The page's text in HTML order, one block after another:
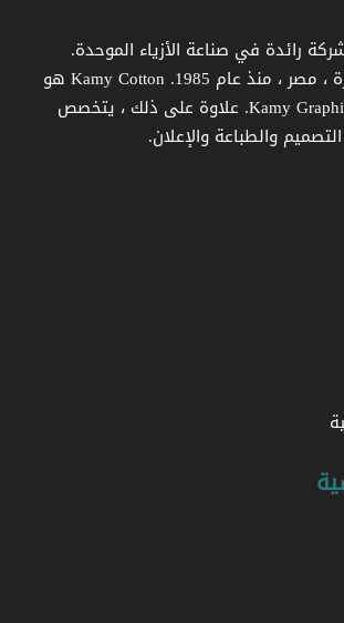
رائدة في صناعة الأزياء الموحدة.
تأسست في القاهرة ، مصر ، منذ عام 1985. Kamy Cotton هو
قسم من أقسام Kamy Graphics. علاوة على ذلك ، يتخصص